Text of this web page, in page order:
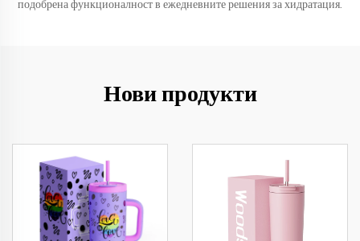
подобрена функционалност в ежедневните решения за хидратация.
Нови продукти